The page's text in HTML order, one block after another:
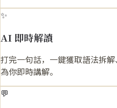
✨
AI 即時解讀
打完一句話，一鍵獲取語法拆
為你即時講解。
💬